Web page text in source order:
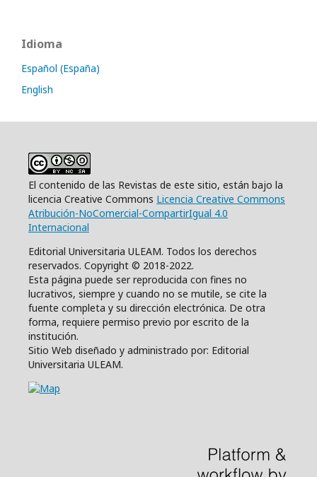
Idioma
Español (España)
English
El contenido de las Revistas de este sitio, están bajo la
licencia Creative Commons Licencia Creative Commons
Atribución-NoComercial-CompartirIgual 4.0
Internacional
Editorial Universitaria ULEAM. Todos los derechos
reservados. Copyright © 2018-2022.
Esta página puede ser reproducida con fines no
lucrativos, siempre y cuando no se mutile, se cite la
fuente completa y su dirección electrónica. De otra
forma, requiere permiso previo por escrito de la
institución.
Sitio Web diseñado y administrado por: Editorial
Universitaria ULEAM.